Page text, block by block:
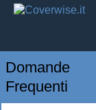
Domande
Frequenti